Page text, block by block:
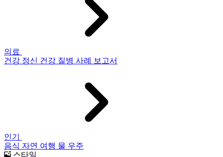
의료
건강 정신 건강 질병 사례 보고서
인기
음식 자연 여행 물 우주
스타일